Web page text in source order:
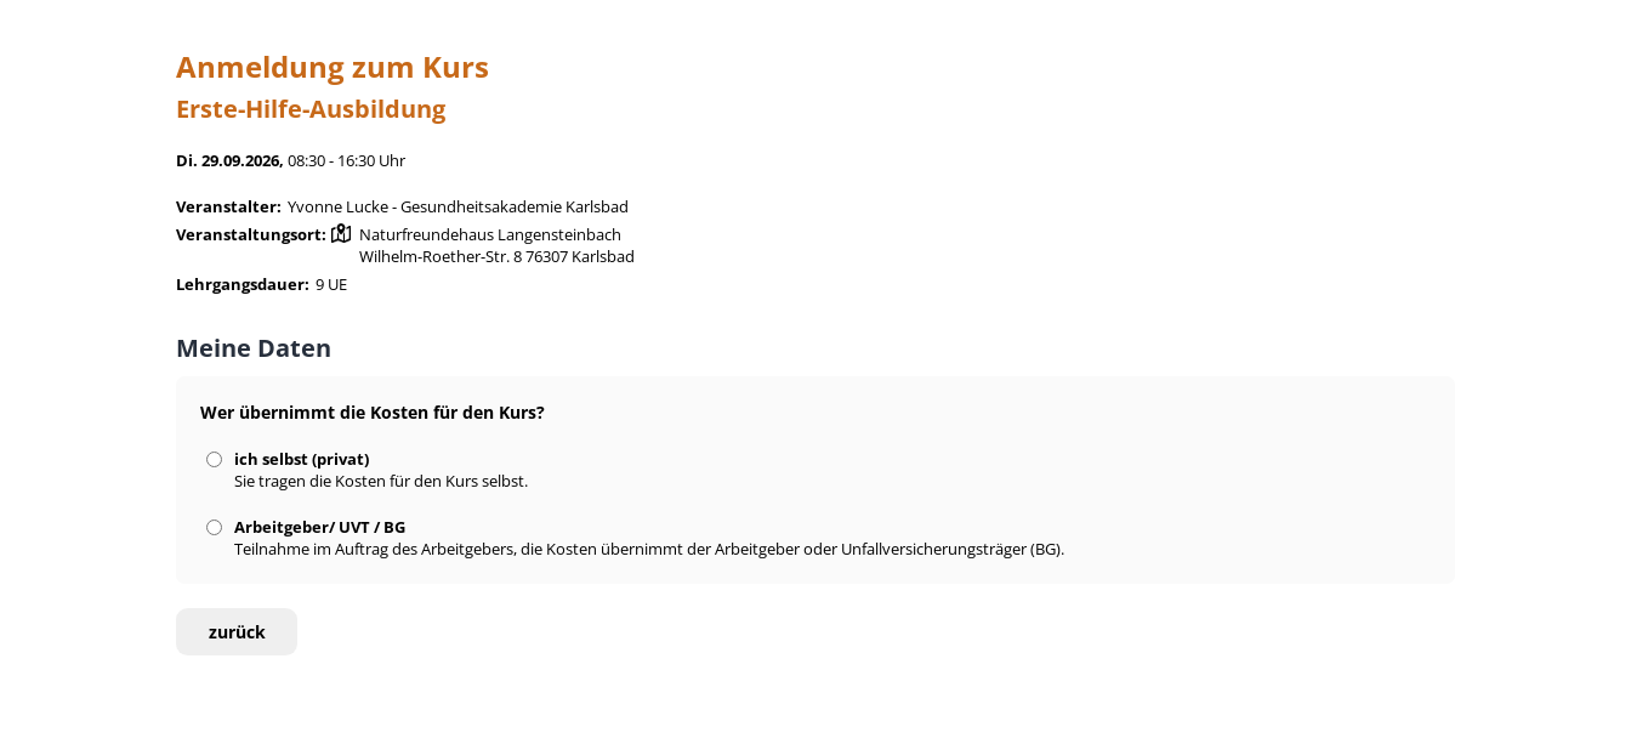
Anmeldung zum Kurs
Erste-Hilfe-Ausbildung
Di. 29.09.2026,08:30 - 16:30 Uhr
Veranstalter: Yvonne Lucke - Gesundheitsakademie Karlsbad
Veranstaltungsort:
Naturfreundehaus Langensteinbach
Wilhelm-Roether-Str. 8 76307 Karlsbad
Lehrgangsdauer: 9 UE
Meine Daten
Wer übernimmt die Kosten für den Kurs?
ich selbst (privat)
Sie tragen die Kosten für den Kurs selbst.
Arbeitgeber/ UVT / BG
Teilnahme im Auftrag des Arbeitgebers, die Kosten übernimmt der Arbeitgeber oder Unfallversicherungsträger (BG).
zurück